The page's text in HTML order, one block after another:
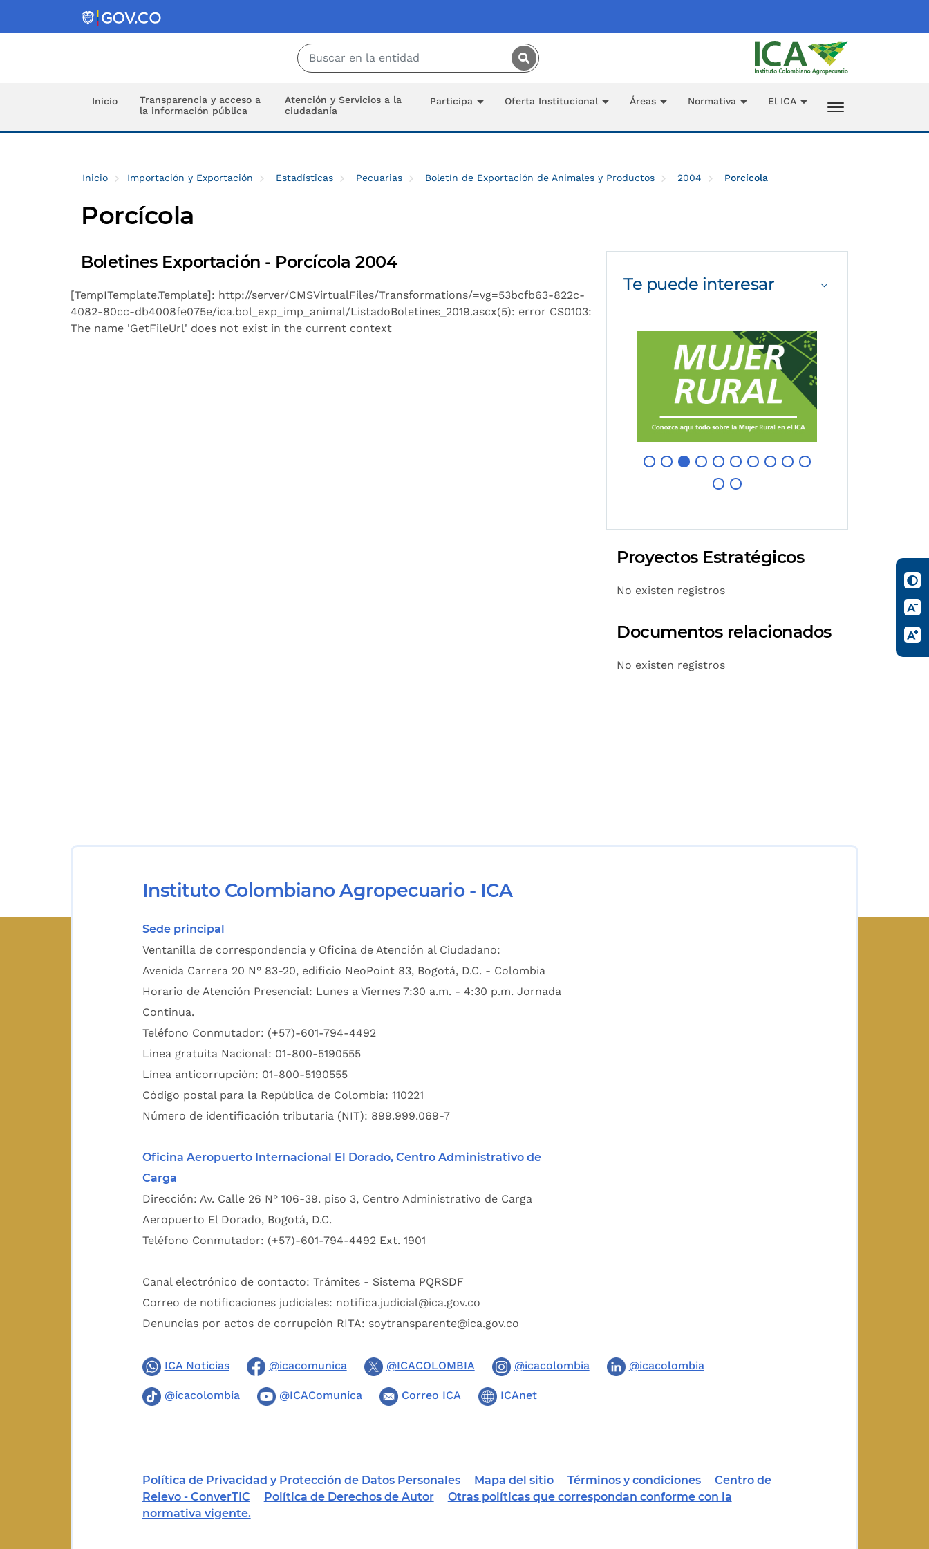
Inicio
Transparencia y acceso a
la información pública
Atención y Servicios a la
ciudadanía
Participa Oferta Institucional Áreas Normativa El ICA
Inicio Importación y Exportación Estadísticas Pecuarias Boletín de Exportación de Animales y Productos 2004 Porcícola
Porcícola
Boletines Exportación - Porcícola 2004
[TempITemplate.Template]: http://server/CMSVirtualFiles/Transformations/=vg=53bcfb63-822c-
4082-80cc-db4008fe075e/ica.bol_exp_imp_animal/ListadoBoletines_2019.ascx(5): error CS0103:
The name 'GetFileUrl' does not exist in the current context
Te puede interesar
Proyectos Estratégicos
No existen registros
Documentos relacionados
No existen registros
Instituto Colombiano Agropecuario - ICA
Sede principal
Ventanilla de correspondencia y Oficina de Atención al Ciudadano:
Avenida Carrera 20 N° 83-20, edificio NeoPoint 83, Bogotá, D.C. - Colombia
Horario de Atención Presencial: Lunes a Viernes 7:30 a.m. - 4:30 p.m. Jornada
Continua.
Teléfono Conmutador: (+57)-601-794-4492
Linea gratuita Nacional: 01-800-5190555
Línea anticorrupción: 01-800-5190555
Código postal para la República de Colombia: 110221
Número de identificación tributaria (NIT): 899.999.069-7
Oficina Aeropuerto Internacional El Dorado, Centro Administrativo de
Carga
Dirección: Av. Calle 26 N° 106-39. piso 3, Centro Administrativo de Carga
Aeropuerto El Dorado, Bogotá, D.C.
Teléfono Conmutador: (+57)-601-794-4492 Ext. 1901
Canal electrónico de contacto: Trámites - Sistema PQRSDF
Correo de notificaciones judiciales: notifica.judicial@ica.gov.co
Denuncias por actos de corrupción RITA: soytransparente@ica.gov.co
ICA Noticias @icacomunica @ICACOLOMBIA @icacolombia @icacolombia
@icacolombia @ICAComunica Correo ICA ICAnet
Política de Privacidad y Protección de Datos Personales Mapa del sitio Términos y condiciones
Centro de
Relevo - ConverTIC
Política de Derechos de Autor
Otras políticas que correspondan conforme con la
normativa vigente.